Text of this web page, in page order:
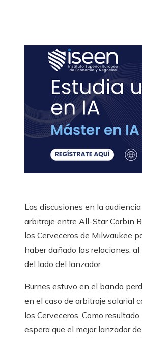
Las discusiones en la
arbitraje entre All-Star Corbin
los Cerveceros de Milwaukee
haber dañado las relaciones, al
del lado del lanzador.
Burnes estuvo en el bando
en el caso de arbitraje salarial
los Cerveceros. Como
espera que el mejor lanzador